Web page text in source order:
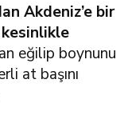
Akdeniz’e bir
kesinlikle
eğilip boynunu
at başını